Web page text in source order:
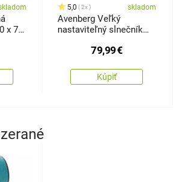
x 74
5,0 2x skladom
Avenberg Veľký
nastaviteľný slnečník
79,99€
Kúpiť